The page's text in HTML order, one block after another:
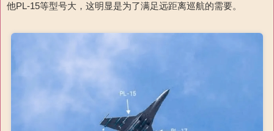
他PL-15等型号大，这明显是为了满足远距离巡航的需要。